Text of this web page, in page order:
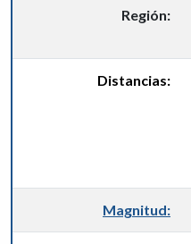
Región:
Distancias:
Magnitud: